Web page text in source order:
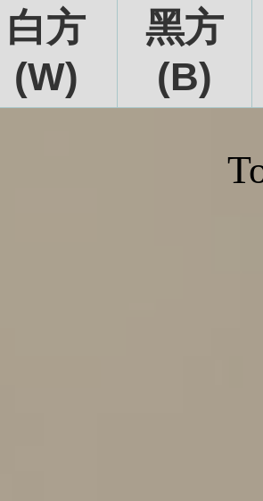
白方
(W)
黑方
(B)